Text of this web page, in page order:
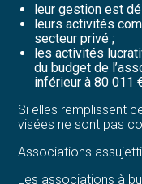
leur gestion est
leurs activités
secteur privé ;
les activités
du budget de
inférieur à 80 011
Si elles remplissent
visées ne sont pas
Associations
Les associations à